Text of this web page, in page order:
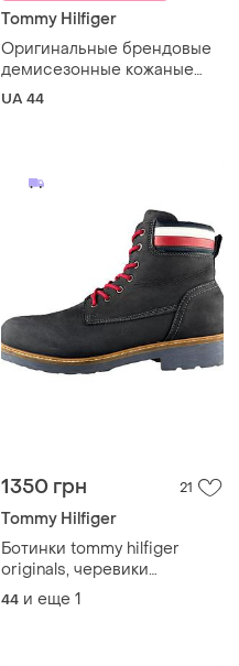
Tommy Hilfiger
Оригинальные брендовые
демисезонные кожаные
ботинки tommy hilfiger
UA 44
1350 грн 21
Tommy Hilfiger
Ботинки tommy hilfiger
originals, черевики
оригинал, оригінал
44 и еще 1